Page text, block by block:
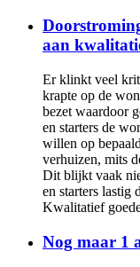
aan
Er klinkt veel
krapte op de
bezet waardoor
en starters de
willen op
verhuizen, mits
Dit blijkt vaak
en starters lastig
Kwalitatief
Nog maar 1